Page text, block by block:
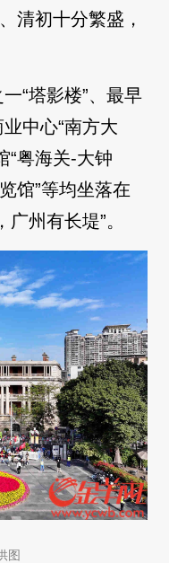
清初十分繁盛，
“塔影楼”、最早
中心“南方大
“粤海关-大钟
馆”等均坐落在
州有长堤”。
图